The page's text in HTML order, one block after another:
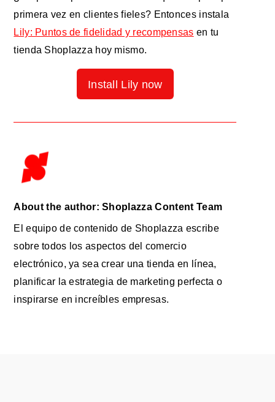
primera vez en clientes fieles? Entonces instala
Lily: Puntos de fidelidad y recompensas en tu
tienda Shoplazza hoy mismo.
Install Lily now
About the author: Shoplazza Content Team
El equipo de contenido de Shoplazza escribe
sobre todos los aspectos del comercio
electrónico, ya sea crear una tienda en línea,
planificar la estrategia de marketing perfecta o
inspirarse en increíbles empresas.